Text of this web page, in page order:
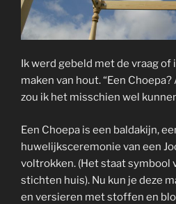
Ik werd gebeld met de vraag of
maken van hout. “Een
zou ik het misschien wel
Een Choepa is een baldakijn,
huwelijksceremonie van een
voltrokken. (Het staat symbool
stichten huis). Nu kun je deze
en versieren met stoffen en